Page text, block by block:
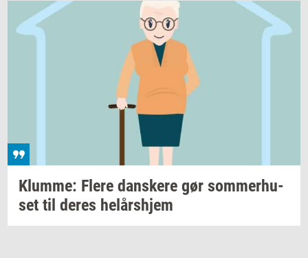
Klum­me: Flere dan­ske­re gør som­mer­hu­
set til deres helårs­hjem